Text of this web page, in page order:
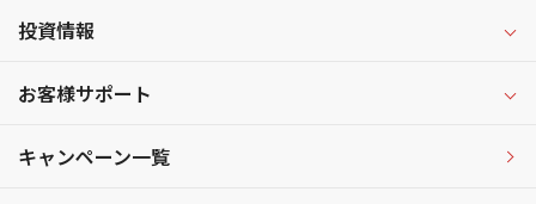
投資情報
お客様サポート
キャンペーン一覧